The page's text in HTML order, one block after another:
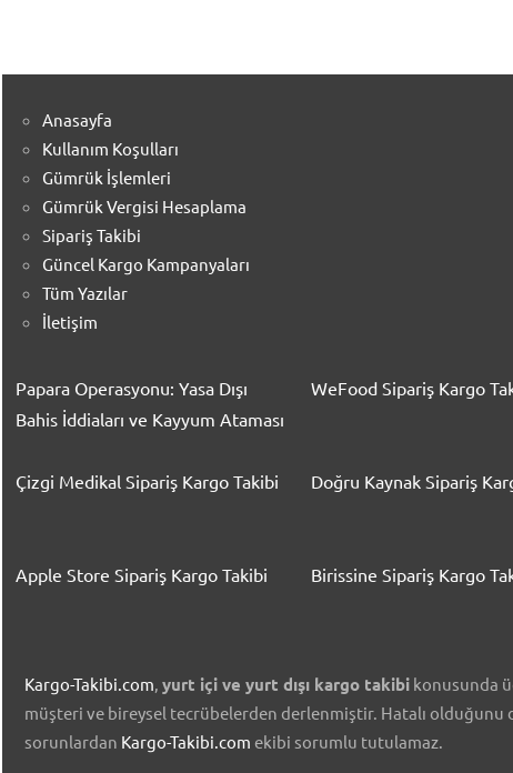
Anasayfa
Kullanım Koşulları
Gümrük İşlemleri
Gümrük Vergisi Hesaplama
Sipariş Takibi
Güncel Kargo Kampanyaları
Tüm Yazılar
İletişim
Papara Operasyonu: Yasa Dışı
Bahis İddiaları ve Kayyum Ataması
WeFood Sipariş Kargo
Çizgi Medikal Sipariş Kargo Takibi Doğru Kaynak Sipariş
Apple Store Sipariş Kargo Takibi Birissine Sipariş Kargo
Kargo-Takibi.com yurt içi ve yurt dışı kargo takibi konusunda
müşteri ve bireysel tecrübelerden derlenmiştir. Hatalı
sorunlardan Kargo-Takibi.com ekibi sorumlu tutulamaz.